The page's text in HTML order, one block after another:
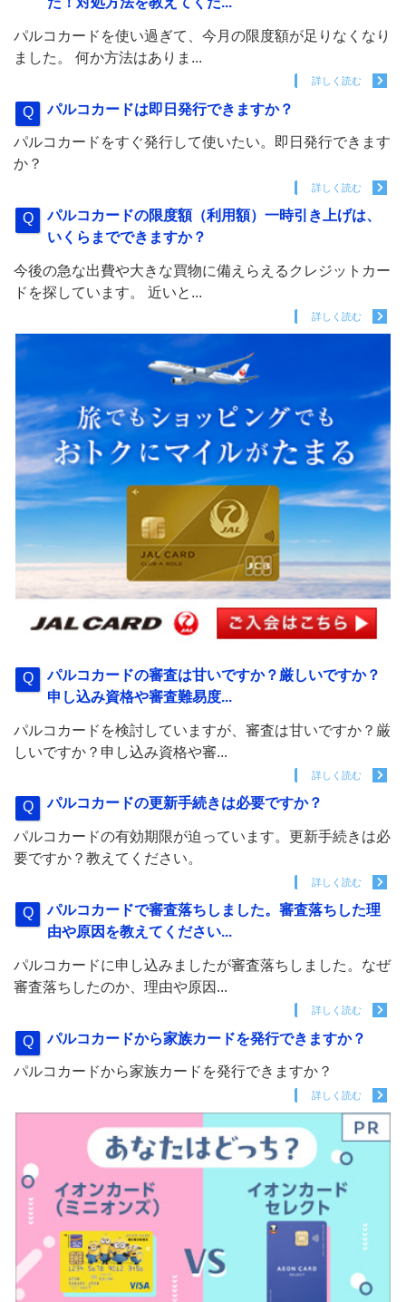
パルコカードを使い過ぎて、今月の限度額が足りなくなり
ました。 何か方法はありま...
詳しく読む
パルコカードは即日発行できますか？
パルコカードをすぐ発行して使いたい。即日発行できます
か？
詳しく読む
パルコカードの限度額（利用額）一時引き上げは、
いくらまでできますか？
今後の急な出費や大きな買物に備えらえるクレジットカー
ドを探しています。 近いと...
詳しく読む
パルコカードの審査は甘いですか？厳しいですか？
申し込み資格や審査難易度...
パルコカードを検討していますが、審査は甘いですか？厳
しいですか？申し込み資格や審...
詳しく読む
パルコカードの更新手続きは必要ですか？
パルコカードの有効期限が迫っています。更新手続きは必
要ですか？教えてください。
詳しく読む
パルコカードで審査落ちしました。審査落ちした理
由や原因を教えてください...
パルコカードに申し込みましたが審査落ちしました。なぜ
審査落ちしたのか、理由や原因...
詳しく読む
パルコカードから家族カードを発行できますか？
パルコカードから家族カードを発行できますか？
詳しく読む